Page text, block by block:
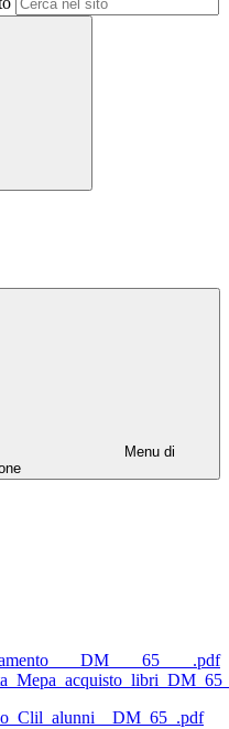
Menu di
DM 65 .pdf